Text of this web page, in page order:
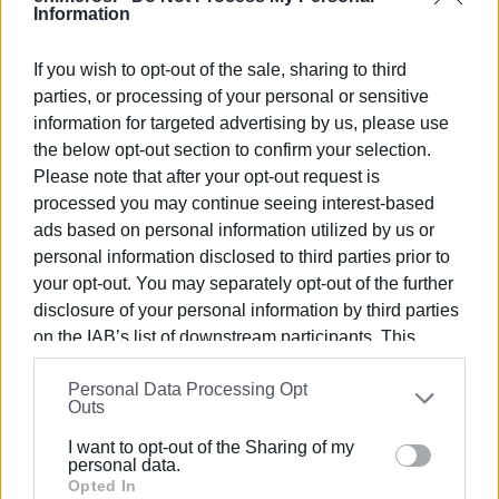
Information
If you wish to opt-out of the sale, sharing to third
parties, or processing of your personal or sensitive
information for targeted advertising by us, please use
the below opt-out section to confirm your selection.
Please note that after your opt-out request is
processed you may continue seeing interest-based
ads based on personal information utilized by us or
personal information disclosed to third parties prior to
your opt-out. You may separately opt-out of the further
disclosure of your personal information by third parties
on the IAB’s list of downstream participants. This
information may also be disclosed by us to third parties
on theIAB’s List of Downstream Participants
that may
further disclose it to other third parties.
Please note that this website/app uses one or more
Google services and may gather and store information
Personal Data Processing Opt
Outs
I want to opt-out of the Sharing of my
personal data.
Opted In
Διοικητικό Συμβούλιο.
Το μόνο πρόβλημα που παρουσιάστηκε μέχρι στιγμής
στη διαδικασία, αφορούσε τη μορφή των εκλογικών
καταλόγων, οι οποίοι δεν ήταν σε αλφαβητική σειρά και
έπρεπε να αλλαχτούν, όμως αντιμετωπίστηκε και τα
πράγματα κύλησαν φυσιολογικά στη συνέχεια.
ΦΩΤΟ@ ΕΝΗΜΕΡΩΣΗ
Εμφανίσεις: 92